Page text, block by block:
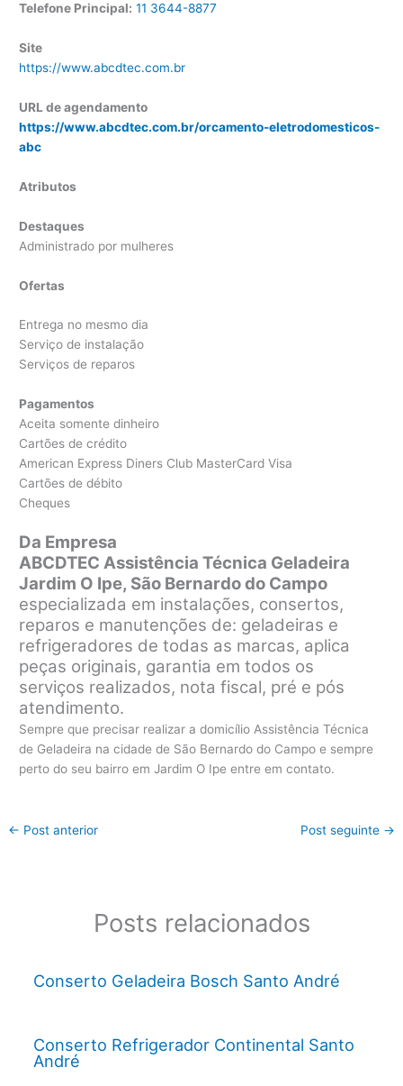
Telefone Principal: 11 3644-8877
Site
https://www.abcdtec.com.br
URL de agendamento
https://www.abcdtec.com.br/orcamento-eletrodomesticos-
abc
Atributos
Destaques
Administrado por mulheres
Ofertas
Entrega no mesmo dia
Serviço de instalação
Serviços de reparos
Pagamentos
Aceita somente dinheiro
Cartões de crédito
American Express Diners Club MasterCard Visa
Cartões de débito
Cheques
Da Empresa
ABCDTEC Assistência Técnica Geladeira
Jardim O Ipe, São Bernardo do Campo
especializada em instalações, consertos,
reparos e manutenções de: geladeiras e
refrigeradores de todas as marcas, aplica
peças originais, garantia em todos os
serviços realizados, nota fiscal, pré e pós
atendimento.
Sempre que precisar realizar a domicílio Assistência Técnica
de Geladeira na cidade de São Bernardo do Campo e sempre
perto do seu bairro em Jardim O Ipe entre em contato.
← Post anterior Post seguinte →
Posts relacionados
Conserto Geladeira Bosch Santo André
Conserto Refrigerador Continental Santo
André